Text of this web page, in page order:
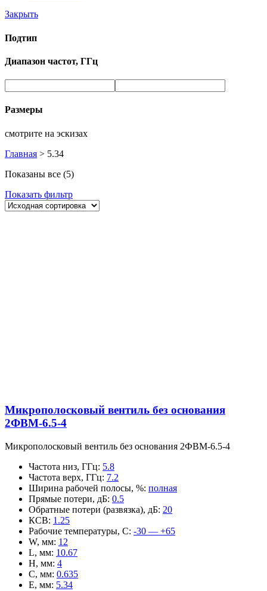
Закрыть
Подтип
Диапазон частот, ГГц
Размеры
смотрите на эскизах
Главная > 5.34
Показаны все (5)
Показать фильтр
Микрополосковый вентиль без основания
2ФВМ-6.5-4
Микрополосковый вентиль без основания 2ФВМ-6.5-4
Частота низ, ГГц: 5.8
Частота верх, ГГц: 7.2
Ширина рабочей полосы, %: полная
Прямые потери, дБ: 0.5
Обратные потери (развязка), дБ: 20
КСВ: 1.25
Рабочие температуры, С: -30 — +65
W, мм: 12
L, мм: 10.67
H, мм: 4
C, мм: 0.635
E, мм: 5.34